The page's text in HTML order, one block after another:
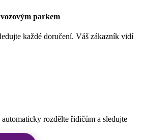
parkem
každé doručení. Váš zákazník vidí
rozdělte řidičům a sledujte